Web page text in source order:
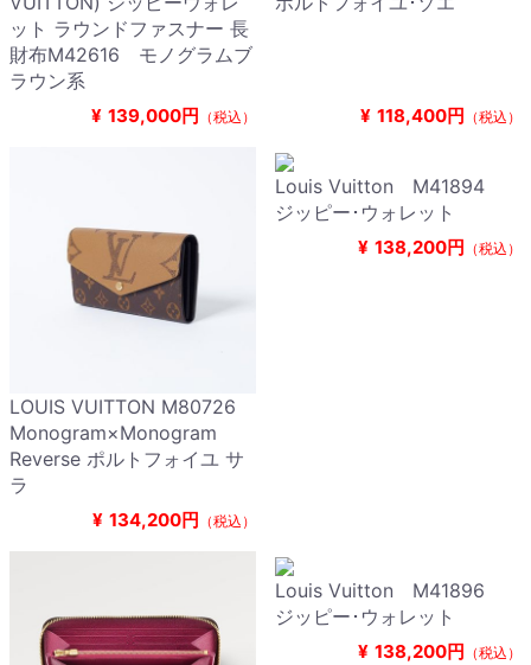
ット ラウンドファスナー 長
財布M42616 モノグラムブ
ラウン系
¥ 139,000円 （税込） ¥ 118,400円 （税込）
LOUIS VUITTON M80726
Monogram×Monogram
Reverse ポルトフォイユ サ
ラ
¥ 134,200円 （税込）
Louis Vuitton M41894
ジッピー･ウォレット
¥ 138,200円 （税込）
Louis Vuitton M41896
ジッピー･ウォレット
¥ 138,200円 （税込）